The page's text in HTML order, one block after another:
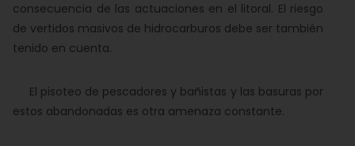
consecuencia de las actuaciones en el litoral. El riesgo
de vertidos masivos de hidrocarburos debe ser también
tenido en cuenta.
El pisoteo de pescadores y bañistas y las basuras por
estos abandonadas es otra amenaza constante.